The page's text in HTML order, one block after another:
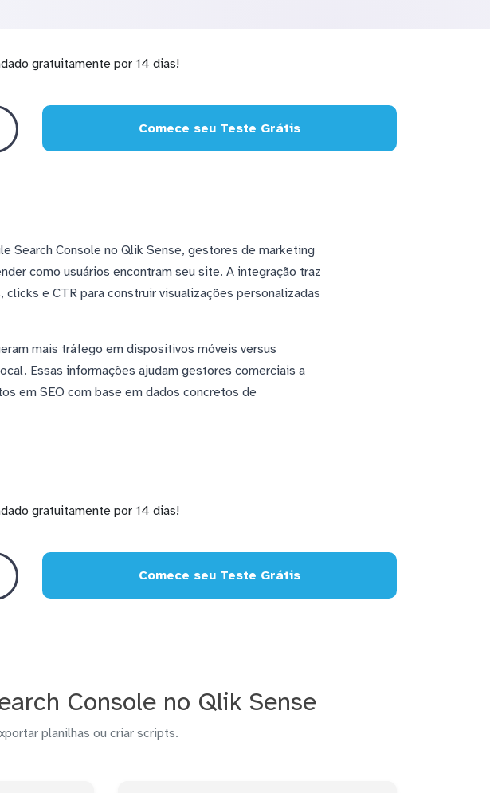
gratuitamente por 14 dias!
Comece seu Teste Grátis
Search Console no Qlik Sense, gestores de marketing
como usuários encontram seu site. A integração traz
e CTR para construir visualizações personalizadas
mais tráfego em dispositivos móveis versus
Essas informações ajudam gestores comerciais a
em SEO com base em dados concretos de
gratuitamente por 14 dias!
Comece seu Teste Grátis
Console no Qlik Sense
planilhas ou criar scripts.